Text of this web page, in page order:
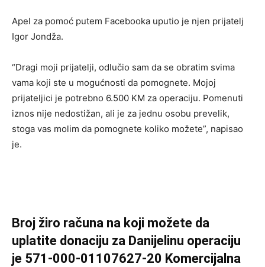
Apel za pomoć putem Facebooka uputio je njen prijatelj
Igor Jondža.
“Dragi moji prijatelji, odlučio sam da se obratim svima
vama koji ste u mogućnosti da pomognete. Mojoj
prijateljici je potrebno 6.500 KM za operaciju. Pomenuti
iznos nije nedostižan, ali je za jednu osobu prevelik,
stoga vas molim da pomognete koliko možete”, napisao
je.
Broj žiro računa na koji možete da
uplatite donaciju za Danijelinu operaciju
je 571-000-01107627-20 Komercijalna